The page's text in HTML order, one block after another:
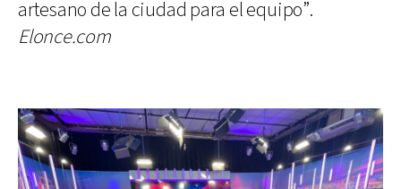
artesano de la ciudad para el equipo”.
Elonce.com